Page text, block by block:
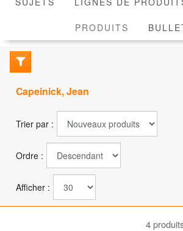
PRODUITS ACTIVE
Capeinick, Jean
Trier par :
Ordre :
Afficher :
4